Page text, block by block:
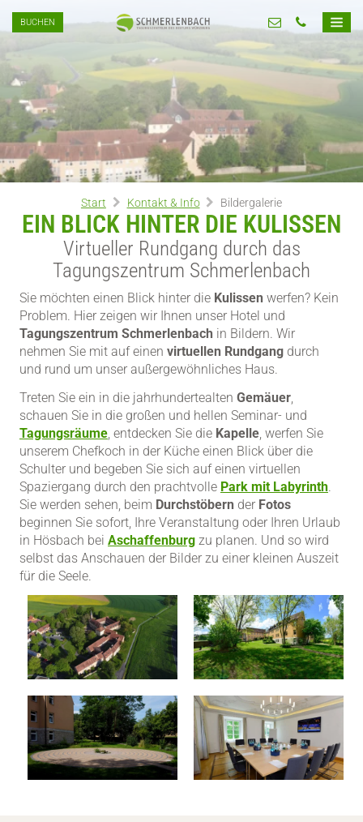
BUCHEN
Start Kontakt & Info Bildergalerie
EIN BLICK HINTER DIE KULISSEN
Virtueller Rundgang durch das
Tagungszentrum Schmerlenbach
Sie möchten einen Blick hinter die Kulissen werfen? Kein
Problem. Hier zeigen wir Ihnen unser Hotel und
Tagungszentrum Schmerlenbach in Bildern. Wir
nehmen Sie mit auf einen virtuellen Rundgang durch
und rund um unser außergewöhnliches Haus.
Treten Sie ein in die jahrhundertealten Gemäuer
schauen Sie in die großen und hellen Seminar- und
Tagungsräume , entdecken Sie die Kapelle , werfen Sie
unserem Chefkoch in der Küche einen Blick über die
Schulter und begeben Sie sich auf einen virtuellen
Spaziergang durch den prachtvolle Park mit Labyrinth.
Sie werden sehen, beim Durchstöbern der Fotos
beginnen Sie sofort, Ihre Veranstaltung oder Ihren Urlaub
in Hösbach bei Aschaffenburg zu planen. Und so wird
selbst das Anschauen der Bilder zu einer kleinen Auszeit
für die Seele.